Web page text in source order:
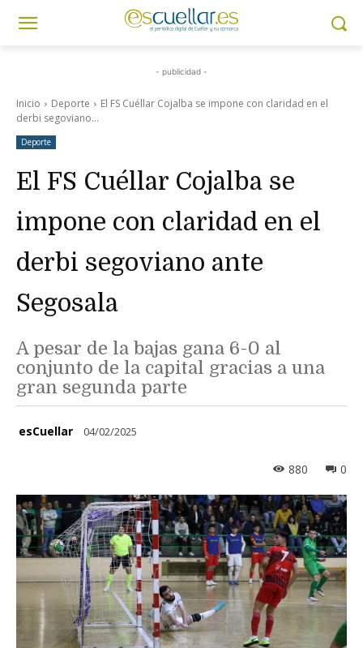
- publicidad -
Inicio Deporte
El FS Cuéllar Cojalba se impone con claridad en el
derbi segoviano...
Deporte
El FS Cuéllar Cojalba se
impone con claridad en el
derbi segoviano ante
Segosala
A pesar de la bajas gana 6-0 al
conjunto de la capital gracias a una
gran segunda parte
esCuellar 04/02/2025
0
880